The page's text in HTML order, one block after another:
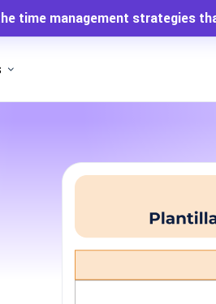
time management strategies